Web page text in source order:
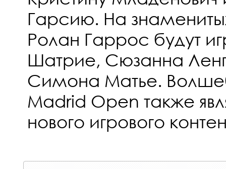
Гарсию. На
Ролан Гаррос будут
Шатрие, Сюзанна
Симона Матье.
Madrid Open также
нового игрового